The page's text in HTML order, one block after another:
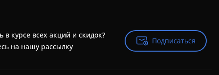
в курсе всех акций и скидок?
на нашу рассылку
Подписаться
Подписаться